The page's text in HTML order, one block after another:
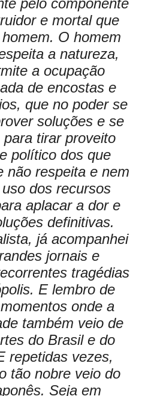
e mortal que
O homem
a natureza,
a ocupação
de encostas e
que no poder se
soluções e se
para tirar proveito
político dos que
não respeita e nem
dos recursos
aplacar a dor e
definitivas.
já acompanhei
jornais e
tragédias
E lembro de
onde a
também veio de
do Brasil e do
repetidas vezes,
tão nobre veio do
Seja em